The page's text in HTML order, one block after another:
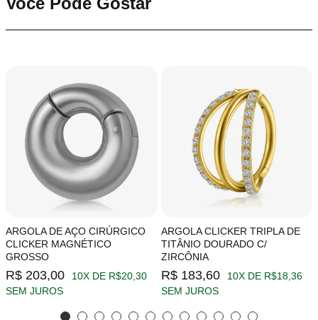
ARGOLA DE AÇO CIRÚRGICO
CLICKER MAGNÉTICO
GROSSO
R$ 203,00
10X DE R$20,30
SEM JUROS
ARGOLA CLICKER TRIPLA DE
TITÂNIO DOURADO C/
ZIRCÔNIA
R$ 183,60
10X DE R$18,36
SEM JUROS